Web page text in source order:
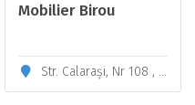
Mobilier Birou
Str. Calaraşi, Nr 108 , Judet: Alba, Oras: Sebes, Cod-postal: 515800